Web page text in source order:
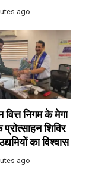
ago
वित्त निगम के मेगा
प्रोत्साहन शिविर
का विश्वास
ago